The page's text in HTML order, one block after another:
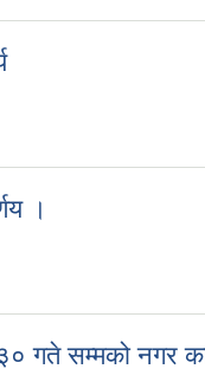
।
सम्मको नगर